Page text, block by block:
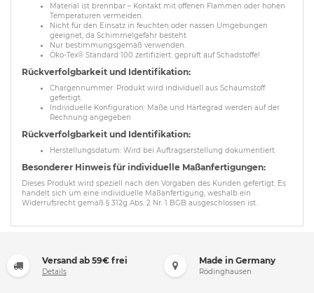
Material ist brennbar – Kontakt mit offenen Flammen oder hohen
Temperaturen vermeiden.
Nicht für den Einsatz in feuchten oder nassen Umgebungen
geeignet, da Schimmelgefahr besteht.
Nur bestimmungsgemäß verwenden.
Öko-Tex® Standard 100 zertifiziert: geprüft auf Schadstoffe!
Rückverfolgbarkeit und Identifikation:
Chargennummer: Produkt wird individuell aus Schaumstoff
gefertigt.
Individuelle Konfiguration: Maße und Härtegrad werden auf der
Rechnung angegeben
Rückverfolgbarkeit und Identifikation:
Herstellungsdatum: Wird bei Auftragserstellung dokumentiert
Besonderer Hinweis für individuelle Maßanfertigungen:
Dieses Produkt wird speziell nach den Vorgaben des Kunden gefertigt. Es
handelt sich um eine individuelle Maßanfertigung, weshalb ein
Widerrufsrecht gemäß § 312g Abs. 2 Nr. 1 BGB ausgeschlossen ist.
Versand ab 59€ frei
Details
Made in Germany
Rödinghausen